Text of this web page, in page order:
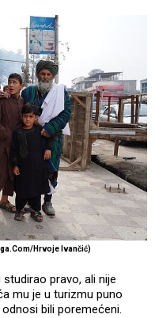
Hrvoje Ivančić)
pravo, ali nije
mu je u turizmu puno
bili poremećeni.